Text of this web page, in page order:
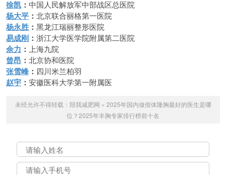
徐凯 ： 中国人民解放军中部战区总医院
杨大平 ： 北京联合丽格第一医院
杨永胜： 黑龙江瑞丽整形医院
易成刚 ： 浙江大学医学院附属第二医院
余力 ： 上海九院
曾昂 ： 北京协和医院
张雪峰： 四川米兰柏羽
赵宇 ： 安徽医科大学第一附属医
未经允许不得转载： 陪我减肥网 » 2025年国内做假体隆胸最好的医生是哪
位？2025年丰胸专家排行榜前十名